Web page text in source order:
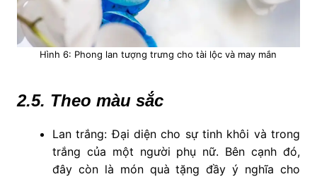
Hình 6: Phong lan tượng trưng cho tài lộc và may mắn
2.5. Theo màu sắc
Lan trắng: Đại diện cho sự tinh khôi và trong
trắng của một người phụ nữ. Bên cạnh đó,
đây còn là món quà tặng đầy ý nghĩa cho